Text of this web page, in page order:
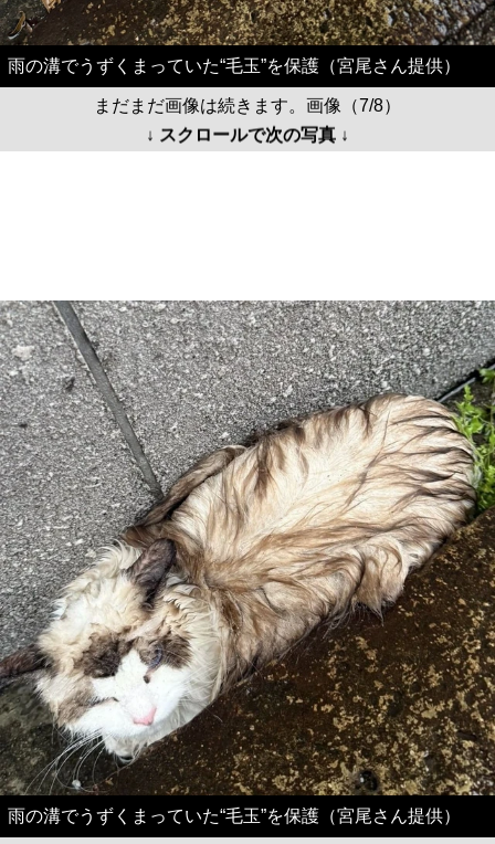
雨の溝でうずくまっていた“毛玉”を保護（宮尾さん提供）
まだまだ画像は続きます。画像（7/8）
↓ スクロールで次の写真 ↓
雨の溝でうずくまっていた“毛玉”を保護（宮尾さん提供）